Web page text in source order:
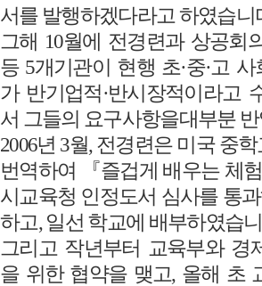
서를 발행하겠다라고 하였습니
그해 10월에 전경련과 상공회
등 5개기관이 현행 초·중·고
가 반기업적·반시장적이라고
서 그들의 요구사항을대부분
2006년 3월, 전경련은 미국 중
번역하여 『즐겁게 배우는 체
시교육청 인정도서 심사를 통
하고, 일선 학교에 배부하였습
그리고 작년부터 교육부와 경
을 위한 협약을 맺고, 올해 초